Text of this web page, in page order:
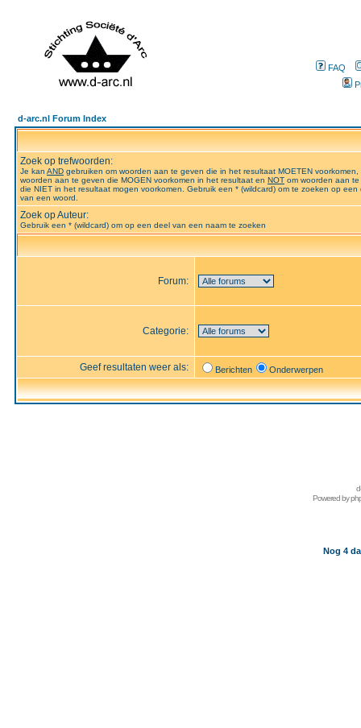
FAQ
d-arc.nl Forum Index
Zoek op trefwoorden:
Je kan AND gebruiken om woorden aan te geven die in het resultaat MOETEN voorkomen,
woorden aan te geven die MOGEN voorkomen in het resultaat en NOT om woorden aan
die NIET in het resultaat mogen voorkomen. Gebruik een * (wildcard) om te zoeken op een
van een woord.
Zoek op Auteur:
Gebruik een * (wildcard) om op een deel van een naam te zoeken
Forum:
Categorie:
Geef resultaten weer als: Berichten Onderwerpen
Powered by
Nog 4